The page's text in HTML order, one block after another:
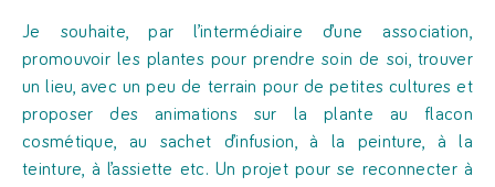
Je souhaite, par l’intermédiaire d’une association,
promouvoir les plantes pour prendre soin de soi, trouver
un lieu, avec un peu de terrain pour de petites cultures et
proposer des animations sur la plante au flacon
cosmétique, au sachet d’infusion, à la peinture, à la
teinture, à l’assiette etc. Un projet pour se reconnecter à